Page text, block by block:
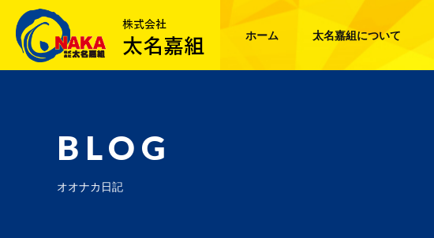
ホーム 太名嘉組について
BLOG
オオナカ日記